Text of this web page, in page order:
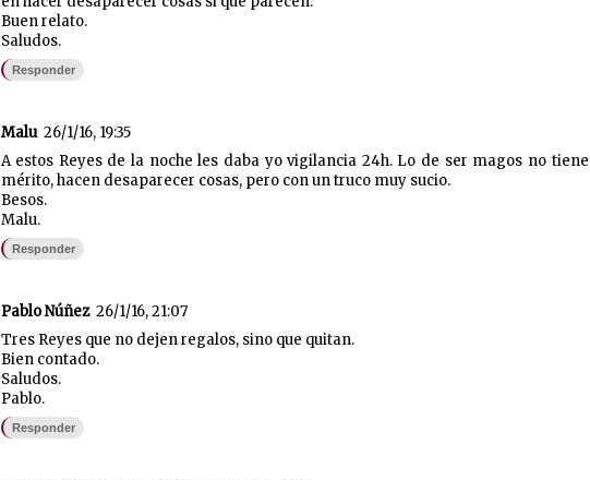
Buen relato.
Saludos.
Responder
Malu 26/1/16, 19:35
A estos Reyes de la noche les daba yo vigilancia 24h. Lo de ser magos no tiene
mérito, hacen desaparecer cosas, pero con un truco muy sucio.
Besos.
Malu.
Responder
Pablo Núñez 26/1/16, 21:07
Tres Reyes que no dejen regalos, sino que quitan.
Bien contado.
Saludos.
Pablo.
Responder